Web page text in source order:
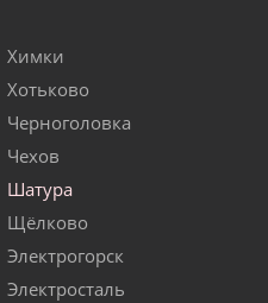
Химки
Хотьково
Черноголовка
Чехов
Шатура
Щёлково
Электрогорск
Электросталь